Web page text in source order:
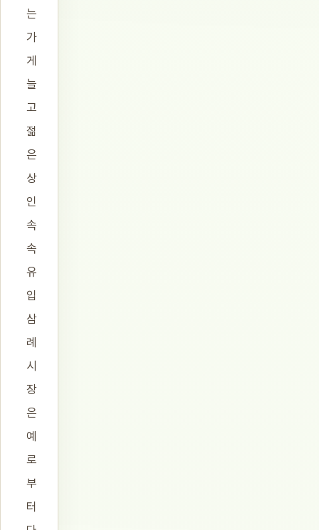
는
가
게
늘
고
젊
은
상
인
속
속
유
입
삼
례
시
장
은
예
로
부
터